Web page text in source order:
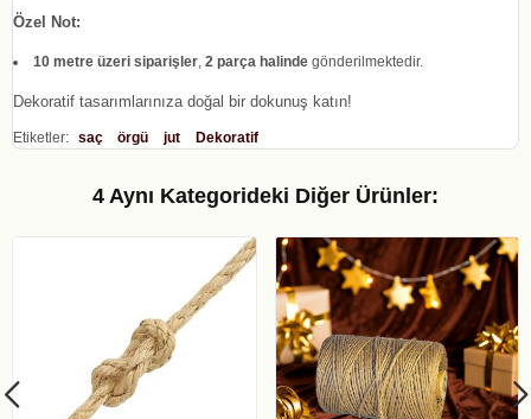
Özel Not:
10 metre üzeri siparişler, 2 parça halinde gönderilmektedir.
Dekoratif tasarımlarınıza doğal bir dokunuş katın!
Etiketler: saç örgü jut Dekoratif
4 Aynı Kategorideki Diğer Ürünler: